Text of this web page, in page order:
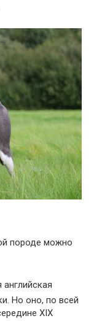
породе можно
Но оно, по всей
XIX